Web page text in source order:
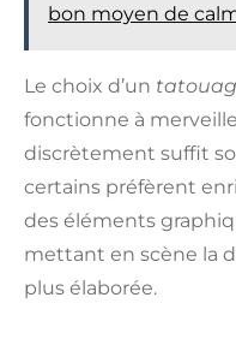
bon moyen de
Le choix d’un
fonctionne à
discrètement suffit
certains préfèrent
des éléments
mettant en scène la
plus élaborée.